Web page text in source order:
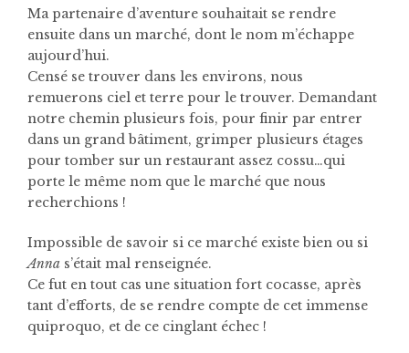
Ma partenaire d’aventure souhaitait se rendre
ensuite dans un marché, dont le nom m’échappe
aujourd’hui.
Censé se trouver dans les environs, nous
remuerons ciel et terre pour le trouver. Demandant
notre chemin plusieurs fois, pour finir par entrer
dans un grand bâtiment, grimper plusieurs étages
pour tomber sur un restaurant assez cossu…qui
porte le même nom que le marché que nous
recherchions !
Impossible de savoir si ce marché existe bien ou si
Anna s’était mal renseignée.
Ce fut en tout cas une situation fort cocasse, après
tant d’efforts, de se rendre compte de cet immense
quiproquo, et de ce cinglant échec !